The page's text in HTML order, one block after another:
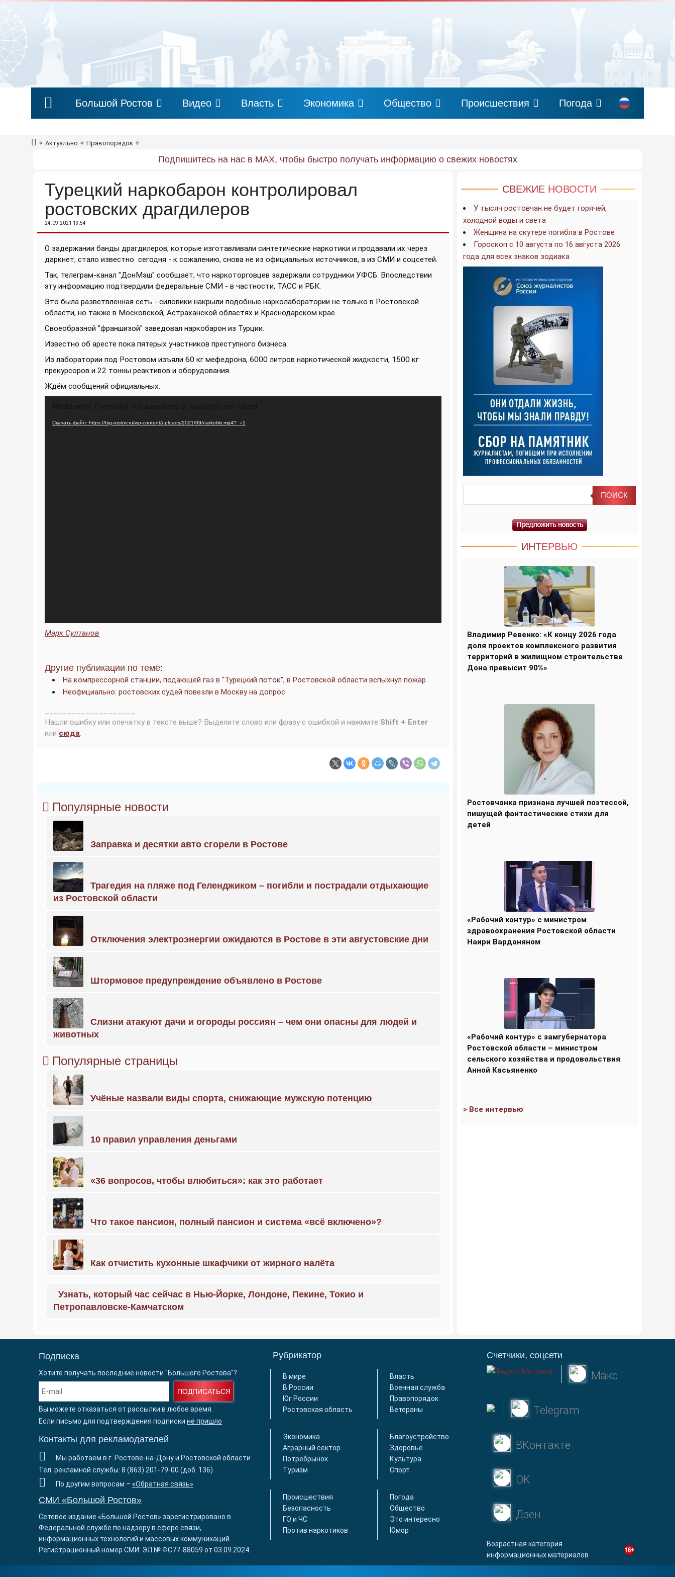
Большой Ростов Видео Власть Экономика Общество Происшествия Погода
✧ Актуально ✧ Правопорядок ✧
Подпишитесь на нас в MAX, чтобы быстро получать информацию о свежих новостях
Турецкий наркобарон контролировал
ростовских драгдилеров
24.09.2021 13:54
О задержании банды драгдилеров, которые изготавливали синтетические наркотики и продавали их через
даркнет, стало известно сегодня - к сожалению, снова не из официальных источников, а из СМИ и соцсетей.
Так, телеграм-канал "ДонМэш" сообщает, что наркоторговцев задержали сотрудники УФСБ. Впоследствии
эту информацию подтвердили федеральные СМИ - в частности, ТАСС и РБК.
Это была разветвлённая сеть - силовики накрыли подобные нарколаборатории не только в Ростовской
области, но также в Московской, Астраханской областях и Краснодарском крае.
Своеобразной "франшизой" заведовал наркобарон из Турции.
Известно об аресте пока пятерых участников преступного бизнеса.
Из лаборатории под Ростовом изъяли 60 кг мефедрона, 6000 литров наркотической жидкости, 1500 кг
прекурсоров и 22 тонны реактивов и оборудования.
Ждём сообщений официальных.
Скачать файл: https://big-rostov.ru/wp-content/uploads/2021/09/narkotiki.mp4?_=1
Марк Султанов
Другие публикации по теме:
На компрессорной станции, подающей газ в “Турецкий поток”, в Ростовской области вспыхнул пожар
Неофициально: ростовских судей повезли в Москву на допрос
Нашли ошибку или опечатку в тексте выше? Выделите слово или фразу с ошибкой и нажмите Shift + Enter
или сюда.
Популярные новости
Заправка и десятки авто сгорели в Ростове
Трагедия на пляже под Геленджиком – погибли и пострадали отдыхающие
из Ростовской области
Отключения электроэнергии ожидаются в Ростове в эти августовские дни
Штормовое предупреждение объявлено в Ростове
Слизни атакуют дачи и огороды россиян – чем они опасны для людей и
животных
Популярные страницы
Учёные назвали виды спорта, снижающие мужскую потенцию
10 правил управления деньгами
«36 вопросов, чтобы влюбиться»: как это работает
Что такое пансион, полный пансион и система «всё включено»?
Как отчистить кухонные шкафчики от жирного налёта
Узнать, который час сейчас в Нью-Йорке, Лондоне, Пекине, Токио и
Петропавловске-Камчатском
СВЕЖИЕ НОВОСТИ
У тысяч ростовчан не будет горячей,
холодной воды и света
Женщина на скутере погибла в Ростове
Гороскоп с 10 августа по 16 августа 2026
года для всех знаков зодиака
ИНТЕРВЬЮ
Владимир Ревенко: «К концу 2026 года
доля проектов комплексного развития
территорий в жилищном строительстве
Дона превысит 90%»
Ростовчанка признана лучшей поэтессой,
пишущей фантастические стихи для
детей
«Рабочий контур» с министром
здравоохранения Ростовской области
Наири Варданяном
«Рабочий контур» с замгубернатора
Ростовской области – министром
сельского хозяйства и продовольствия
Анной Касьяненко
> Все интервью
Подписка
Хотите получать последние новости "Большого Ростова"?
ПОДПИСАТЬСЯ
Вы можете отказаться от рассылки в любое время.
Если письмо для подтверждения подписки не пришло
Контакты для рекламодателей
Мы работаем в г. Ростове-на-Дону и Ростовской области
Тел. рекламной службы: 8 (863) 201-79-00 (доб. 136)
По другим вопросам – «Обратная связь»
СМИ «Большой Ростов»
Сетевое издание «Большой Ростов» зарегистрировано в
Федеральной службе по надзору в сфере связи,
информационных технологий и массовых коммуникаций.
Регистрационный номер СМИ: ЭЛ № ФС77-88059 от 03.09.2024
Рубрикатор
В мире
В России
Юг России
Ростовская область
Власть
Военная служба
Правопорядок
Ветераны
Экономика
Аграрный сектор
Потребрынок
Туризм
Благоустройство
Здоровье
Культура
Спорт
Происшествия
Безопасность
ГО и ЧС
Против наркотиков
Погода
Общество
Это интересно
Юмор
Счетчики, соцсети
Макс
Telegram
ВКонтакте
OK
Дзен
Возрастная категория
информационных материалов